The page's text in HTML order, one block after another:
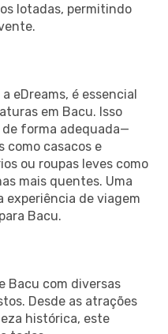
lotadas, permitindo
eDreams, é essencial
em Bacu. Isso
forma adequada—
como casacos e
ou roupas leves como
mais quentes. Uma
experiência de viagem
Bacu.
Bacu com diversas
Desde as atrações
histórica, este